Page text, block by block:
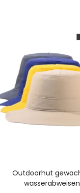
Outdoorhut